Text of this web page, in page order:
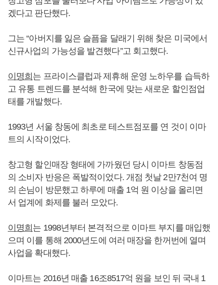
겠다고 판단했다.
그는 “아버지를 잃은 슬픔을 달래기 위해 찾은 미국에서
신규사업의 가능성을 발견했다”고 회고했다.
이명희는 프라이스클럽과 제휴해 운영 노하우를 습득하
고 유통 트렌드를 분석해 한국에 맞는 새로운 할인점업
태를 개발했다.
1993년 서울 창동에 최초로 테스트점포를 연 것이 이마
트의 시작이었다.
창고형 할인매장 형태에 가까웠던 당시 이마트 창동점
의 소비자 반응은 폭발적이었다. 개점 첫날 2만7천여 명
의 손님이 방문했고 하루에 매출 1억 원 이상을 올리면
서 업계에 화제를 불러 모았다.
이명희는 1998년부터 본격적으로 이마트 부지를 매입했
으며 이를 통해 2000년도에 여러 매장을 한꺼번에 열며
사업을 확대했다.
이마트는 2016년 매출 16조8517억 원을 보인 뒤 국내 1